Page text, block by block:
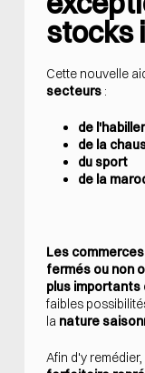
stocks
Cette nouvelle
secteurs:
de
de la
du sport
de la
Les
fermés ou non
plus importants
faibles
la nature
Afin d'y